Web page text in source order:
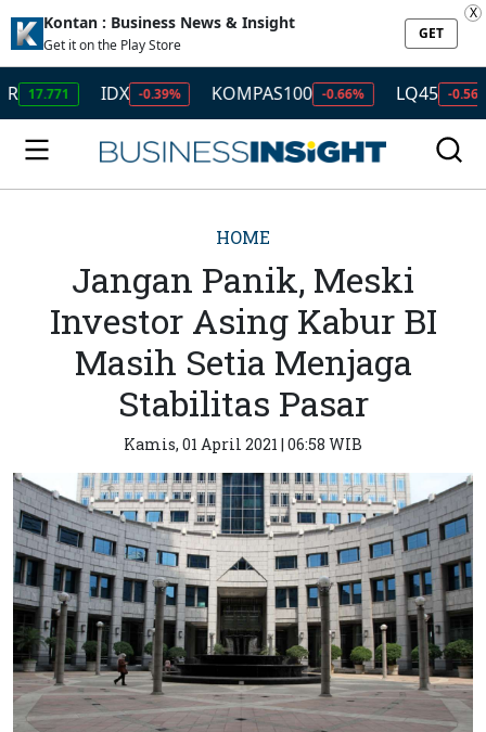
Kontan : Business News & Insight
Get it on the Play Store
GET
X
IDX -0.39% KOMPAS100 -0.66% LQ45 -0.56%
HOME
Jangan Panik, Meski
Investor Asing Kabur BI
Masih Setia Menjaga
Stabilitas Pasar
Kamis, 01 April 2021 | 06:58 WIB